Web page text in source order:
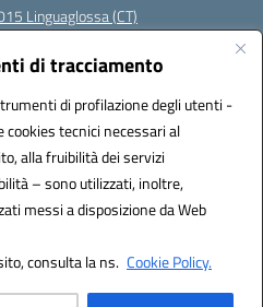
di tracciamento
di profilazione degli utenti -
tecnici necessari al
alla fruibilità dei servizi
– sono utilizzati, inoltre,
messi a disposizione da Web
consulta la ns. Cookie Policy.
Linguaglossa (CT)
ctic83200r@pec.istruzione.it
(IPA): istsc_CTIC83200R
by 3D Solution S.r.l.
by Designers Italia